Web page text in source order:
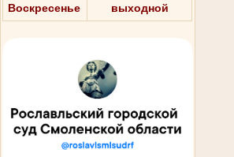
Воскресенье выходной